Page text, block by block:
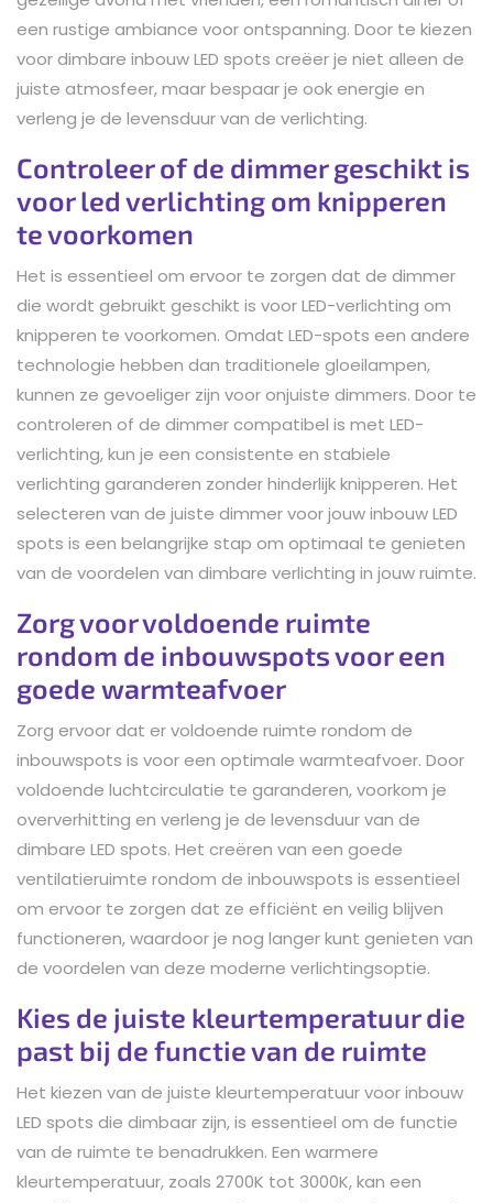
een rustige ambiance voor ontspanning. Door te kiezen
voor dimbare inbouw LED spots creëer je niet alleen de
juiste atmosfeer, maar bespaar je ook energie en
verleng je de levensduur van de verlichting.
Controleer of de dimmer geschikt is
voor led verlichting om knipperen
te voorkomen
Het is essentieel om ervoor te zorgen dat de dimmer
die wordt gebruikt geschikt is voor LED-verlichting om
knipperen te voorkomen. Omdat LED-spots een andere
technologie hebben dan traditionele gloeilampen,
kunnen ze gevoeliger zijn voor onjuiste dimmers. Door te
controleren of de dimmer compatibel is met LED-
verlichting, kun je een consistente en stabiele
verlichting garanderen zonder hinderlijk knipperen. Het
selecteren van de juiste dimmer voor jouw inbouw LED
spots is een belangrijke stap om optimaal te genieten
van de voordelen van dimbare verlichting in jouw ruimte.
Zorg voor voldoende ruimte
rondom de inbouwspots voor een
goede warmteafvoer
Zorg ervoor dat er voldoende ruimte rondom de
inbouwspots is voor een optimale warmteafvoer. Door
voldoende luchtcirculatie te garanderen, voorkom je
oververhitting en verleng je de levensduur van de
dimbare LED spots. Het creëren van een goede
ventilatieruimte rondom de inbouwspots is essentieel
om ervoor te zorgen dat ze efficiënt en veilig blijven
functioneren, waardoor je nog langer kunt genieten van
de voordelen van deze moderne verlichtingsoptie.
Kies de juiste kleurtemperatuur die
past bij de functie van de ruimte
Het kiezen van de juiste kleurtemperatuur voor inbouw
LED spots die dimbaar zijn, is essentieel om de functie
van de ruimte te benadrukken. Een warmere
kleurtemperatuur, zoals 2700K tot 3000K, kan een